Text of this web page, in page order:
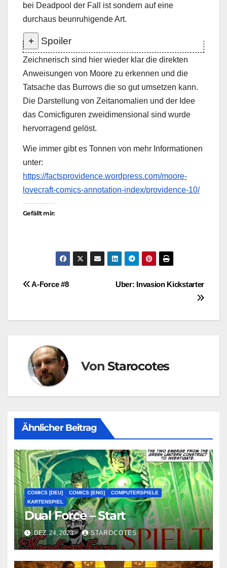
bei Deadpool der Fall ist sondern auf eine
durchaus beunruhigende Art.
Spoiler
Das Lovecraft der Erlöser ist und durch die
Aufzeichnungen von Black erst seine Geschichten
schreiben kann die dann wieder Moore inspirieren
und so der Horror am Leben gehalten wird ist ein
durchaus interessanter Kniff. Hier warte ich jetzt
doch gespannt darauf wie das noch weiter geht,
Geschichte sich zeitlich kreisförmig bewegt und
gemacht werden.
Zeichnerisch sind hier wieder klar die direkten
Anweisungen von Moore zu erkennen und die
Tatsache das Burrows die so gut umsetzen kann.
Die Darstellung von Zeitanomalien und der Idee
das Comicfiguren zweidimensional sind wurde
hervorragend gelöst.
Wie immer gibt es Tonnen von mehr Informationen
unter:
https://factsprovidence.wordpress.com/moore-
lovecraft-comics-annotation-index/providence-10/
Gefällt mir:
Beitragsnavigation
Uber: Invasion Kickstarter
A-Force #8
VonStarocotes
Ähnlicher Beitrag
COMICS [DEU] COMICS [ENG]
COMPUTERSPIELE
KARTENSPIEL
Dual Force – Start
DEZ. 24, 2023 STAROCOTES